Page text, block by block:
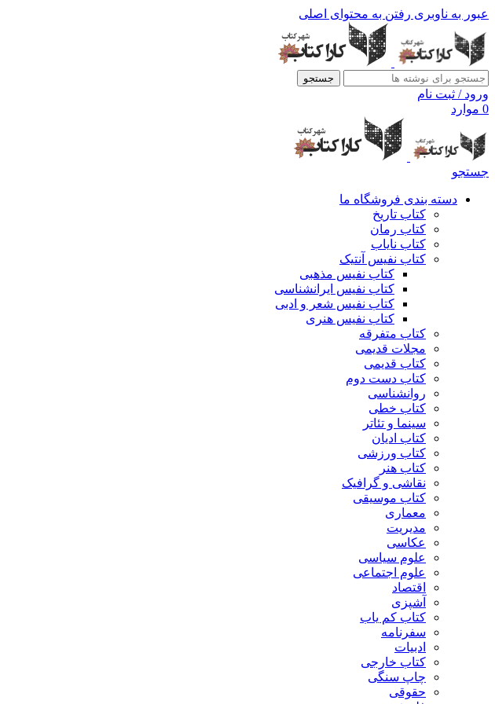
عبور به ناوبری رفتن به محتوای اصلی
جستجو
ورود / ثبت نام
0 موارد
جستجو
دسته بندی فروشگاه ما
کتاب تاریخ
کتاب رمان
کتاب نایاب
کتاب نفیس آنتیک
کتاب نفیس مذهبی
کتاب نفیس ایرانشناسی
کتاب نفیس شعر و ادبی
کتاب نفیس هنری
کتاب متفرقه
مجلات قدیمی
کتاب قدیمی
کتاب دست دوم
روانشناسی
کتاب خطی
سینما و تئاتر
کتاب ادیان
کتاب ورزشی
کتاب هنر
نقاشی و گرافیک
کتاب موسیقی
معماری
مدیریت
عکاسی
علوم سیاسی
علوم اجتماعی
اقتصاد
آشپزی
کتاب کم یاب
سفرنامه
ادبیات
کتاب خارجی
چاپ سنگی
حقوقی